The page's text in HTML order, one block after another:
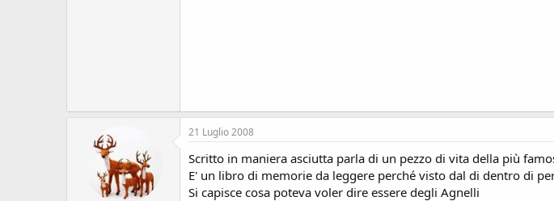
21 Luglio 2008
Scritto in maniera asciutta parla di un pezzo di vita della più
E' un libro di memorie da leggere perché visto dal di dentro di
Si capisce cosa poteva voler dire essere degli Agnelli